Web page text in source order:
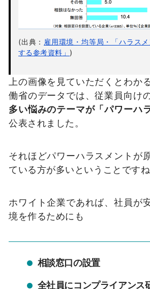
(出典： 雇用環境・均等局・「ハラス
する参考資料」 )
上の画像を見ていただくとわか
働省のデータでは、従業員向け
多い悩みのテーマが「パワーハ
公表されました。
それほどパワーハラスメントが
ている方が多いということですね
ホワイト企業であれば、社員が
境を作るためにも
相談窓口の設置
全社員にコンプライアンス